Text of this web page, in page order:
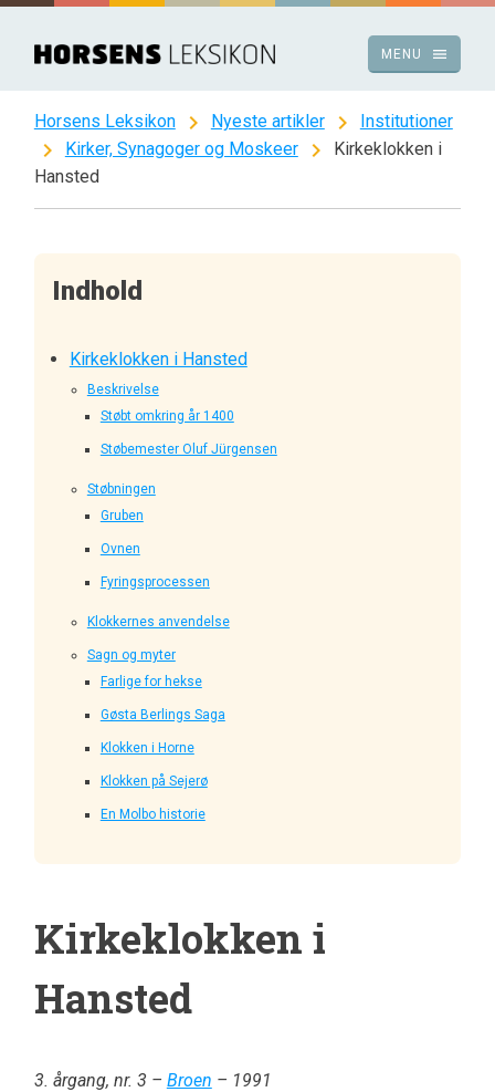
Spring
indhold
menu
MENU
Horsens Leksikon chevron_right Nyeste artikler chevron_right Institutioner
chevron_right Kirker, Synagoger og Moskeer chevron_right
Kirkeklokken i
Hansted
Indhold
Kirkeklokken i Hansted
Beskrivelse
Støbt omkring år 1400
Støbemester Oluf Jürgensen
Støbningen
Gruben
Ovnen
Fyringsprocessen
Klokkernes anvendelse
Sagn og myter
Farlige for hekse
Gøsta Berlings Saga
Klokken i Horne
Klokken på Sejerø
En Molbo historie
Kirkeklokken i
Hansted
3. årgang, nr. 3 – Broen – 1991